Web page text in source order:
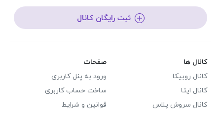
ثبت رایگان کانال
کانال ها
کانال روبیکا
کانال ایتا
کانال سروش پلاس
صفحات
ورود به پنل کاربری
ساخت حساب کاربری
قوانین و شرایط